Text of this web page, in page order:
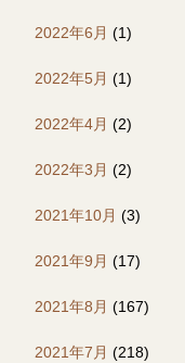
2022年6月 (1)
2022年5月 (1)
2022年4月 (2)
2022年3月 (2)
2021年10月 (3)
2021年9月 (17)
2021年8月 (167)
2021年7月 (218)